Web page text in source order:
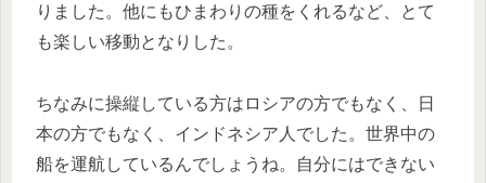
りました。他にもひまわりの種をくれるなど、とて
も楽しい移動となりした。
ちなみに操縦している方はロシアの方でもなく、日
本の方でもなく、インドネシア人でした。世界中の
船を運航しているんでしょうね。自分にはできない